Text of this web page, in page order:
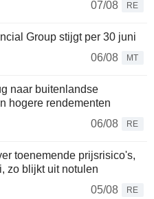
07/08
RE
Group stijgt per 30 juni
06/08
MT
naar buitenlandse
hogere rendementen
06/08
RE
toenemende prijsrisico's,
zo blijkt uit notulen
05/08
RE